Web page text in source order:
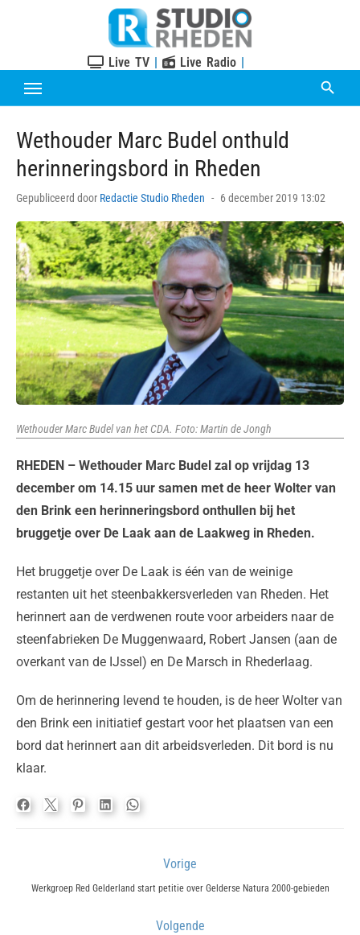
Live TV | Live Radio |
Wethouder Marc Budel onthuld
herinneringsbord in Rheden
Gepubliceerd door Redactie Studio Rheden
Posted
6 december 2019 13:02
Wethouder Marc Budel van het CDA. Foto: Martin de Jongh
RHEDEN – Wethouder Marc Budel zal op vrijdag 13
december om 14.15 uur samen met de heer Wolter van
den Brink een herinneringsbord onthullen bij het
bruggetje over De Laak aan de Laakweg in Rheden.
Het bruggetje over De Laak is één van de weinige
restanten uit het steenbakkersverleden van Rheden. Het
herinnert aan de verdwenen route voor arbeiders naar de
steenfabrieken De Muggenwaard, Robert Jansen (aan de
overkant van de IJssel) en De Marsch in Rhederlaag.
Om de herinnering levend te houden, is de heer Wolter van
den Brink een initiatief gestart voor het plaatsen van een
bord dat herinnert aan dit arbeidsverleden. Dit bord is nu
klaar.
navigatie
Vorige
Previous
Werkgroep Red Gelderland start petitie over Gelderse Natura 2000-gebieden
Volgende